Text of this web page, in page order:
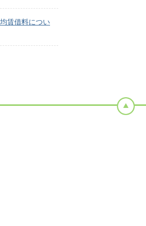
賃借料につい